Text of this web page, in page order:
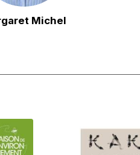
Michel